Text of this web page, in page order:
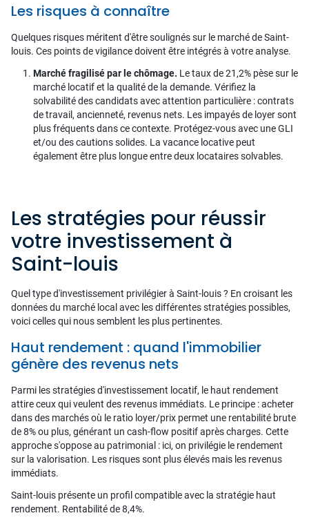
Les risques à connaître
Quelques risques méritent d'être soulignés sur le marché de Saint-
louis. Ces points de vigilance doivent être intégrés à votre analyse.
Marché fragilisé par le chômage. Le taux de 21,2% pèse sur le
marché locatif et la qualité de la demande. Vérifiez la
solvabilité des candidats avec attention particulière : contrats
de travail, ancienneté, revenus nets. Les impayés de loyer sont
plus fréquents dans ce contexte. Protégez-vous avec une GLI
et/ou des cautions solides. La vacance locative peut
également être plus longue entre deux locataires solvables.
Les stratégies pour réussir
votre investissement à
Saint-louis
Quel type d'investissement privilégier à Saint-louis ? En croisant les
données du marché local avec les différentes stratégies possibles,
voici celles qui nous semblent les plus pertinentes.
Haut rendement : quand l'immobilier
génère des revenus nets
Parmi les stratégies d'investissement locatif, le haut rendement
attire ceux qui veulent des revenus immédiats. Le principe : acheter
dans des marchés où le ratio loyer/prix permet une rentabilité brute
de 8% ou plus, générant un cash-flow positif après charges. Cette
approche s'oppose au patrimonial : ici, on privilégie le rendement
sur la valorisation. Les risques sont plus élevés mais les revenus
immédiats.
Saint-louis présente un profil compatible avec la stratégie haut
rendement. Rentabilité de 8,4%.